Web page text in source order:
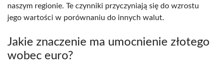
naszym regionie. Te czynniki przyczyniają się do wzrostu
jego wartości w porównaniu do innych walut.
Jakie znaczenie ma umocnienie złotego
wobec euro?